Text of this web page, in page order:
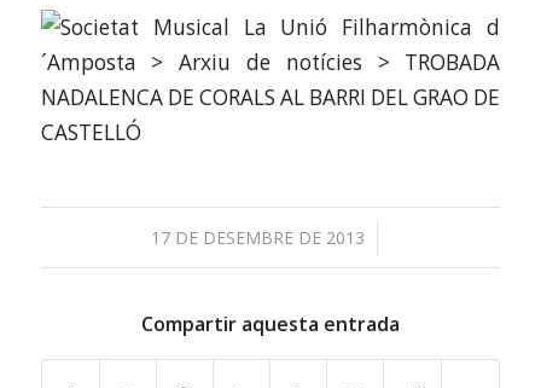
17 DE DESEMBRE DE 2013
/
Compartir aquesta entrada